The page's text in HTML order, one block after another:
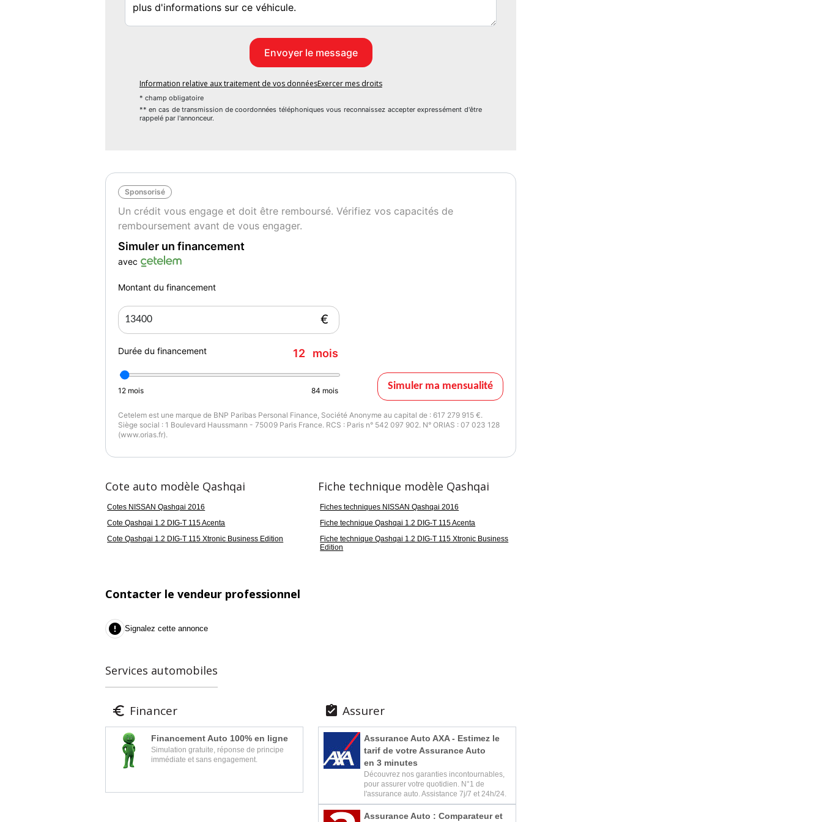
- Direction assistée
- Kit mains libres
- Lecteur CD
- Ordinateur de bord
- Pneus toutes saisons
- Système antipatinage
- Système d&#039;alarme
- Système de limitation de la vitesse
- Système Stop &amp; Start
- Traction avant
- Tuner/radio
- Véhicule non-fumeur
- Vitres électriques
Descriptions :
- Emission co2 : 129
Equipements :
Couleur
Information relative aux traitement de vos donnéesExercer mes droits
* champ obligatoire
** en cas de transmission de coordonnées téléphoniques vous reconnaissez accepter expressément d'être
rappelé par l'annonceur.
Sponsorisé
Un crédit vous engage et doit être remboursé. Vérifiez vos capacités de
remboursement avant de vous engager.
Simuler un financement
avec
Montant du financement
€
Durée du financement 12 mois
12 mois 84 mois Simuler ma mensualité
Cetelem est une marque de BNP Paribas Personal Finance, Société Anonyme au capital de : 617 279 915 €.
Siège social : 1 Boulevard Haussmann - 75009 Paris France. RCS : Paris n° 542 097 902. N° ORIAS : 07 023 128
(www.orias.fr).
Cote auto modèle Qashqai
Cotes NISSAN Qashqai 2016
Cote Qashqai 1.2 DIG-T 115 Acenta
Cote Qashqai 1.2 DIG-T 115 Xtronic Business Edition
Fiche technique modèle Qashqai
Fiches techniques NISSAN Qashqai 2016
Fiche technique Qashqai 1.2 DIG-T 115 Acenta
Fiche technique Qashqai 1.2 DIG-T 115 Xtronic Business
Edition
Contacter le vendeur professionnel
 Signalez cette annonce
Services automobiles
 Financer
Financement Auto 100% en ligne
Simulation gratuite, réponse de principe
immédiate et sans engagement.
 Assurer
Assurance Auto AXA - Estimez le
tarif de votre Assurance Auto
en 3 minutes
Découvrez nos garanties incontournables,
pour assurer votre quotidien. N°1 de
l'assurance auto. Assistance 7j/7 et 24h/24.
Assurance Auto : Comparateur et